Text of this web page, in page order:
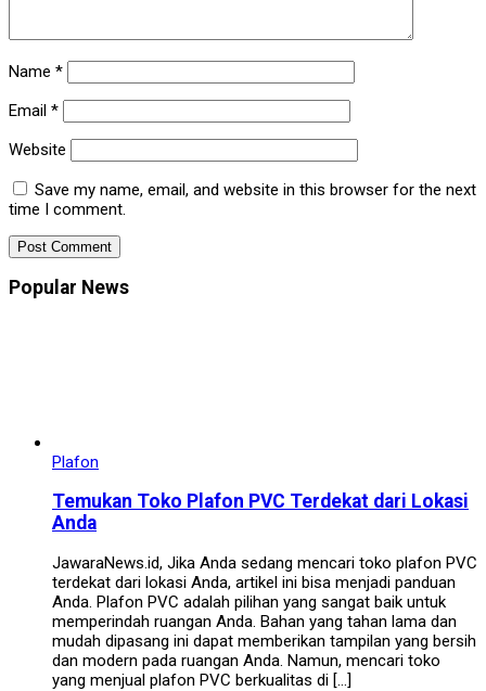
Name *
Email *
Website
Save my name, email, and website in this browser for the next
time I comment.
Popular News
Plafon
Temukan Toko Plafon PVC Terdekat dari Lokasi
Anda
JawaraNews.id, Jika Anda sedang mencari toko plafon PVC
terdekat dari lokasi Anda, artikel ini bisa menjadi panduan
Anda. Plafon PVC adalah pilihan yang sangat baik untuk
memperindah ruangan Anda. Bahan yang tahan lama dan
mudah dipasang ini dapat memberikan tampilan yang bersih
dan modern pada ruangan Anda. Namun, mencari toko
yang menjual plafon PVC berkualitas di […]